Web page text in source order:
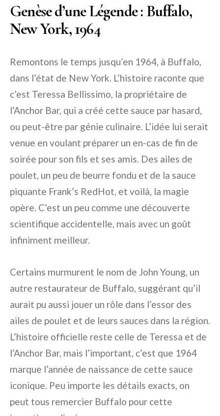
Genèse d’une Légende : Buffalo,
New York, 1964
Remontons le temps jusqu’en 1964, à Buffalo,
dans l’état de New York. L’histoire raconte que
c’est Teressa Bellissimo, la propriétaire de
l’Anchor Bar, qui a créé cette sauce par hasard,
ou peut-être par génie culinaire. L’idée lui serait
venue en voulant préparer un en-cas de fin de
soirée pour son fils et ses amis. Des ailes de
poulet, un peu de beurre fondu et de la sauce
piquante Frank’s RedHot, et voilà, la magie
opère. C’est un peu comme une découverte
scientifique accidentelle, mais avec un goût
infiniment meilleur.
Certains murmurent le nom de John Young, un
autre restaurateur de Buffalo, suggérant qu’il
aurait pu aussi jouer un rôle dans l’essor des
ailes de poulet et de leurs sauces dans la région.
L’histoire officielle reste celle de Teressa et de
l’Anchor Bar, mais l’important, c’est que 1964
marque l’année de naissance de cette sauce
iconique. Peu importe les détails exacts, on
peut tous remercier Buffalo pour cette